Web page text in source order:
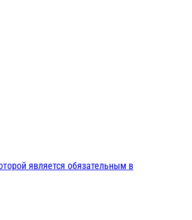
является обязательным в